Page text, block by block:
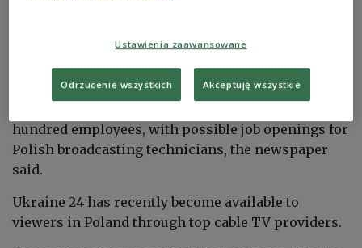
and will then be sent to Ukraine and aired
hundred employees, with possible job openings for
Polish broadcasting technicians, the newspaper
said.
Ukraine 24 has recently become available to
viewers in Poland through top cable TV providers.
Ustawienia zaawansowane
Odrzucenie wszystkich Akceptuję wszystkie